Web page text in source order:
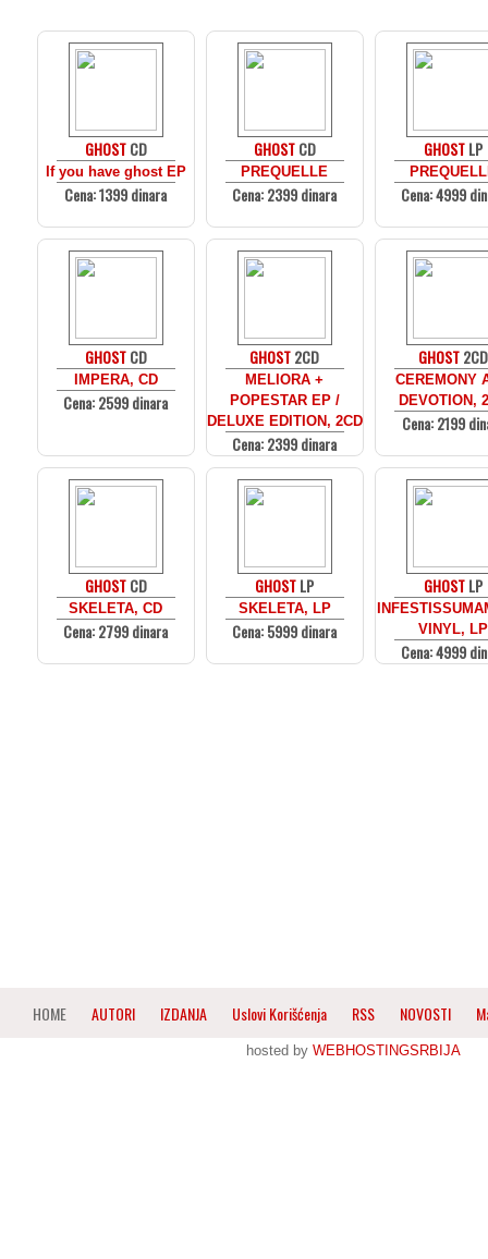
GHOSTCD
If you have ghost EP
Cena: 1399 dinara
GHOSTCD
PREQUELLE
Cena: 2399 dinara
GHOSTLP
Cena: 4999
GHOSTCD
IMPERA, CD
Cena: 2599 dinara
GHOST2CD
MELIORA +
POPESTAR EP /
DELUXE EDITION, 2CD
Cena: 2399 dinara
GHOST2CD
CEREMONY
DEVOTION,
Cena: 2199
GHOSTCD
SKELETA, CD
Cena: 2799 dinara
GHOSTLP
SKELETA, LP
Cena: 5999 dinara
GHOSTLP
VINYL, LP
Cena: 4999
HOME AUTORI IZDANJA Uslovi Korišćenja RSS NOVOSTI
hosted by WEBHOSTINGSRBIJA